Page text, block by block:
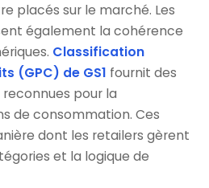
placés sur le marché. Les
également la cohérence
Classification
(GPC) de GS1 fournit des
pour la
de consommation. Ces
dont les retailers gèrent
et la logique de